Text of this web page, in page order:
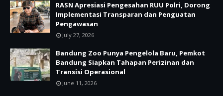
RASN Apresiasi Pengesahan RUU Polri, Dorong
Implementasi Transparan dan Penguatan
Pengawasan
July 27, 2026
Bandung Zoo Punya Pengelola Baru, Pemkot
Bandung Siapkan Tahapan Perizinan dan
Transisi Operasional
June 11, 2026